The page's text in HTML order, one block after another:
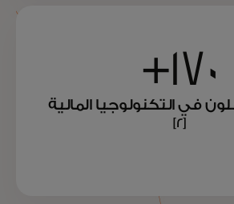
170+
في التكنولوجيا المالية